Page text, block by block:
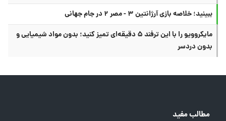
ببینید؛ خلاصه بازی آرژانتین ۳ - مصر ۲ در جام جهانی
مایکروویو را با این ترفند ۵ دقیقه‌ای تمیز کنید؛ بدون مواد شیمیایی و
بدون دردسر
مطالب مفید